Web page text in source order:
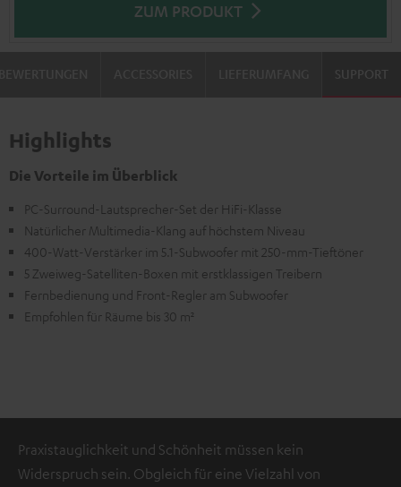
ZUM PRODUKT
SUPPORT
Highlights
Die Vorteile im Überblick
PC-Surround-Lautsprecher-Set der HiFi-Klasse
Natürlicher Multimedia-Klang auf höchstem Niveau
400-Watt-Verstärker im 5.1-Subwoofer mit 250-mm-Tieftöner
5 Zweiweg-Satelliten-Boxen mit erstklassigen Treibern
Fernbedienung und Front-Regler am Subwoofer
Empfohlen für Räume bis 30 m²
Praxistauglichkeit und Schönheit müssen kein
Widerspruch sein. Obgleich für eine Vielzahl von